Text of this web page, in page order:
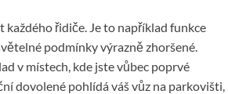
řidiče. Je to například funkce
podmínky výrazně zhoršené.
v místech, kde jste vůbec poprvé
dovolené pohlídá váš vůz na parkovišti,